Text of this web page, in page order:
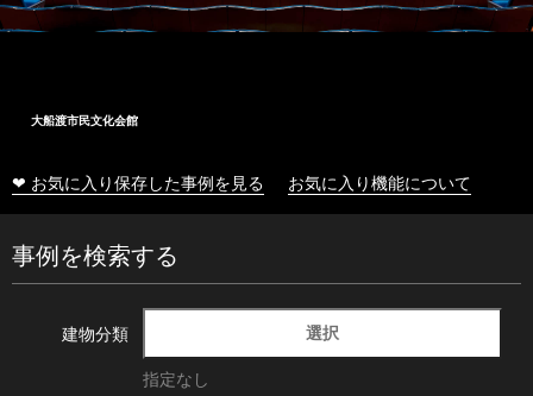
大船渡市民文化会館
❤ お気に入り保存した事例を見る お気に入り機能について
事例を検索する
建物分類 選択
指定なし